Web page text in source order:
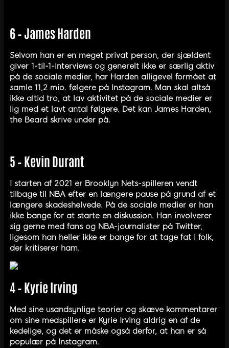
6 – James Harden
Selvom han er en meget privat person, der sjældent
giver 1-til-1-interviews og generelt ikke er særlig aktiv
på de sociale medier, har Harden alligevel formået at
samle 11,2 mio. følgere på Instagram. Man skal altså
ikke altid tro, at lav aktivitet på de sociale medier er
lig med et lavt antal følgere. Det kan James Harden,
the Beard skrive under på.
5 – Kevin Durant
I starten af 2021 er Brooklyn Nets-spilleren vendt
tilbage til NBA efter en længere pause på grund af et
længere skadeshelvede. På de sociale medier er han
ikke bange for at starte en diskussion. Han involverer
sig gerne med fans og NBA-journalister på Twitter,
ligesom han heller ikke er bange for at tage fat i folk,
der kritiserer ham.
4 – Kyrie Irving
Med sine usandsynlige teorier og skæve kommentarer
om sine medspillere er Kyrie Irving aldrig en af de
kedelige, og det er måske også derfor, at han er så
populær på Instagram.